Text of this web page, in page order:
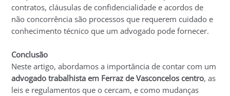
contratos, cláusulas de confidencialidade e acordos de
não concorrência são processos que requerem cuidado e
conhecimento técnico que um advogado pode fornecer.
Conclusão
Neste artigo, abordamos a importância de contar com um
advogado trabalhista em Ferraz de Vasconcelos centro, as
leis e regulamentos que o cercam, e como mudanças